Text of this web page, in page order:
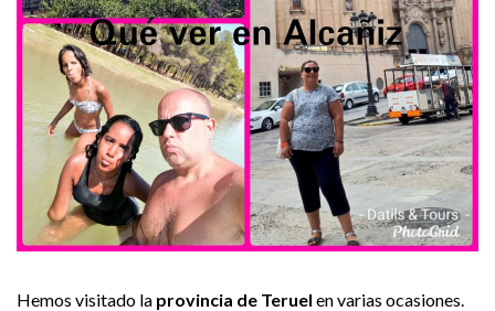
Hemos visitado la provincia de Teruel en varias ocasiones.